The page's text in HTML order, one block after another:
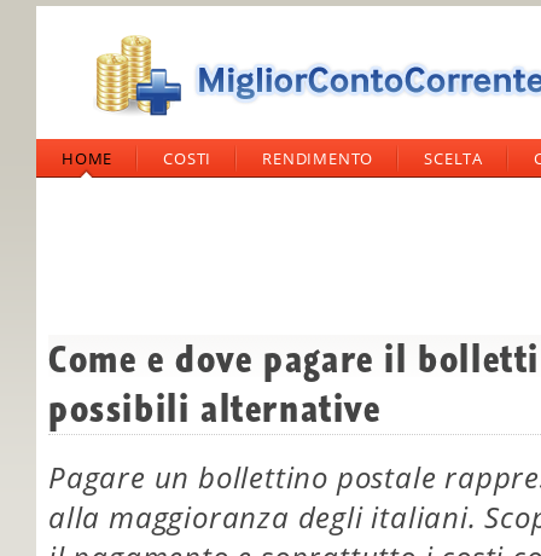
HOME COSTI RENDIMENTO SCELTA
Come e dove pagare il
possibili alternative
Pagare un bollettino postale
alla maggioranza degli italiani.